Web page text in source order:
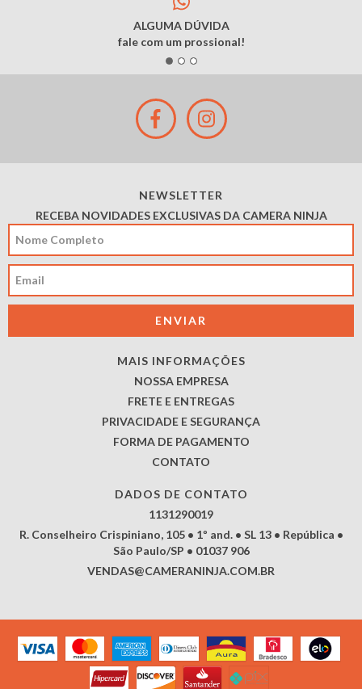
ALGUMA DÚVIDA
fale com um prossional!
NEWSLETTER
RECEBA NOVIDADES EXCLUSIVAS DA CAMERA NINJA
MAIS INFORMAÇÕES
NOSSA EMPRESA
FRETE E ENTREGAS
PRIVACIDADE E SEGURANÇA
FORMA DE PAGAMENTO
CONTATO
DADOS DE CONTATO
1131290019
R. Conselheiro Crispiniano, 105 • 1º and. • SL 13 • República •
São Paulo/SP • 01037 906
VENDAS@CAMERANINJA.COM.BR